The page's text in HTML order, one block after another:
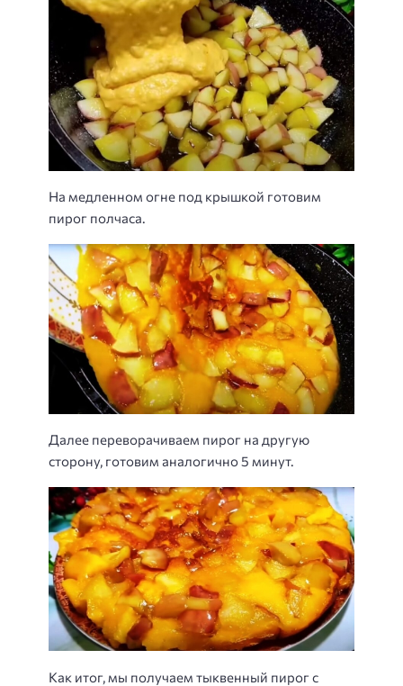
На медленном огне под крышкой готовим
пирог полчаса.
Далее переворачиваем пирог на другую
сторону, готовим аналогично 5 минут.
Как итог, мы получаем тыквенный пирог с